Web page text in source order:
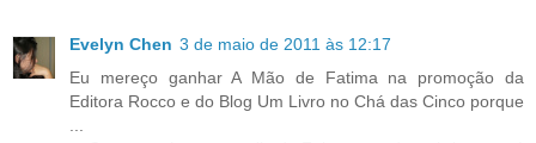
Evelyn Chen 3 de maio de 2011 às 12:17
Eu mereço ganhar A Mão de Fatima na promoção da
Editora Rocco e do Blog Um Livro no Chá das Cinco porque